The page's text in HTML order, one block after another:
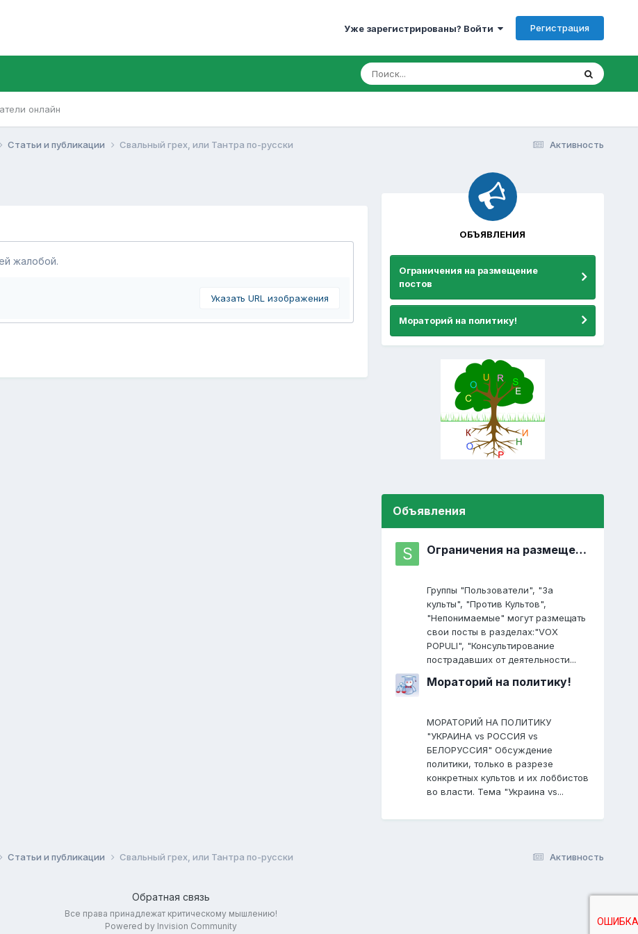
Уже зарегистрированы? Войти Регистрация
онлайн
Активность
Cтатьи и публикации Свальный грех, или Тантра по-русски
жалобой.
Указать URL изображения
ОБЪЯВЛЕНИЯ
Ограничения на размещение
постов
Мораторий на политику!
Объявления
Ограничения на размещение постов
Группы "Пользователи", "За
культы", "Против Культов",
"Непонимаемые" могут размещать
свои посты в разделах:"VOX
POPULI", "Консультирование
пострадавших от деятельности...
Мораторий на политику!
МОРАТОРИЙ НА ПОЛИТИКУ
"УКРАИНА vs РОССИЯ vs
БЕЛОРУССИЯ" Обсуждение
политики, только в разрезе
конкретных культов и их лоббистов
во власти. Тема "Украина vs...
Активность
Cтатьи и публикации Свальный грех, или Тантра по-русски
Обратная связь
Все права принадлежат критическому мышлению!
Powered by Invision Community